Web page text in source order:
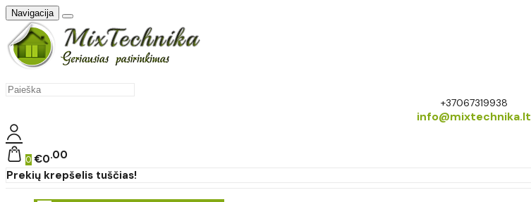
Navigacija
+37067319938
info@mixtechnika.lt
0 €0 00
Prekių krepšelis tuščias!